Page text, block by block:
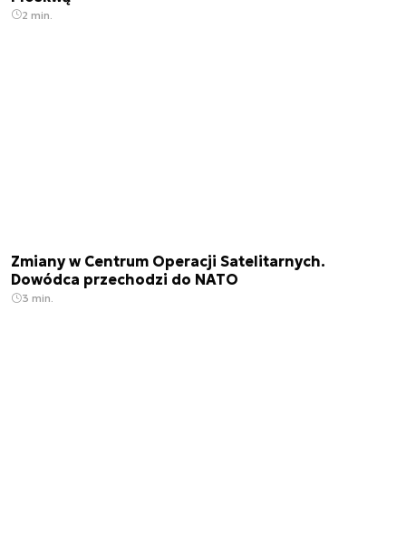
2 min.
Zmiany w Centrum Operacji Satelitarnych.
Dowódca przechodzi do NATO
3 min.